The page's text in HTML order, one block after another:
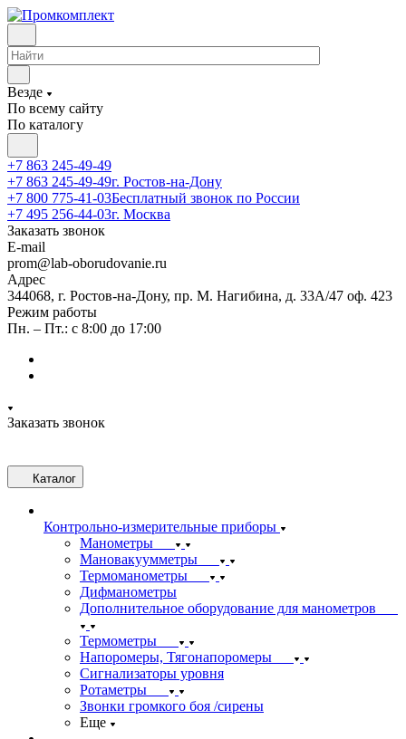
Везде
По всему сайту
По каталогу
+7 863 245-49-49
+7 863 245-49-49г. Ростов-на-Дону
+7 800 775-41-03Бесплатный звонок по России
+7 495 256-44-03г. Москва
Заказать звонок
E-mail
prom@lab-oborudovanie.ru
Адрес
344068, г. Ростов-на-Дону, пр. М. Нагибина, д. 33А/47 оф. 423
Режим работы
Пн. – Пт.: с 8:00 до 17:00
Заказать звонок
Каталог
Контрольно-измерительные приборы
Манометры
Мановакуумметры
Термоманометры
Дифманометры
Дополнительное оборудование для манометров
Термометры
Напоромеры, Тягонапоромеры
Сигнализаторы уровня
Ротаметры
Звонки громкого боя /сирены
Еще